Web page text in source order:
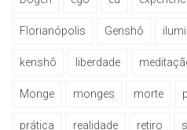
Florianópolis Genshô
kenshô liberdade
Monge monges morte
prática realidade retiro